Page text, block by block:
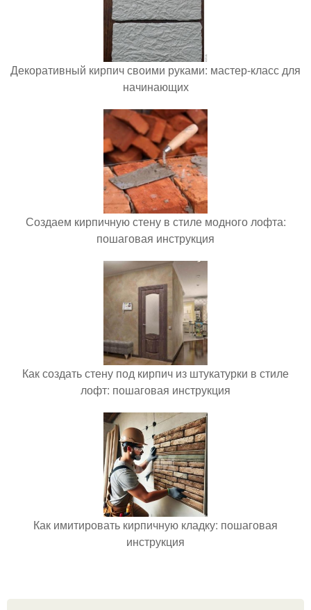
Декоративный кирпич своими руками: мастер-класс для
начинающих
Создаем кирпичную стену в стиле модного лофта:
пошаговая инструкция
Как создать стену под кирпич из штукатурки в стиле
лофт: пошаговая инструкция
Как имитировать кирпичную кладку: пошаговая
инструкция